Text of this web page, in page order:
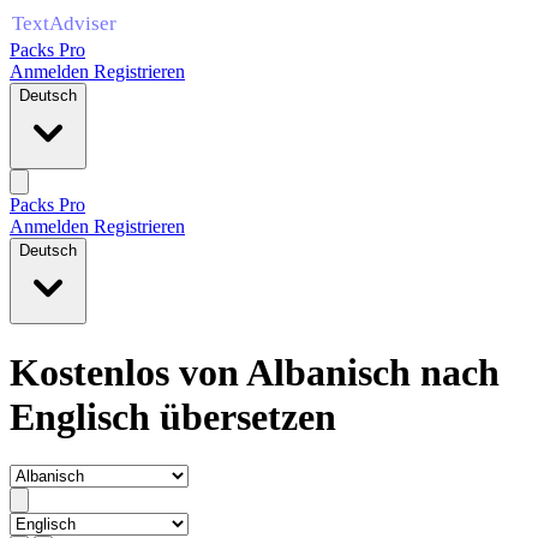
Packs Pro
Anmelden Registrieren
Deutsch
Packs Pro
Anmelden Registrieren
Deutsch
Kostenlos von Albanisch nach
Englisch übersetzen